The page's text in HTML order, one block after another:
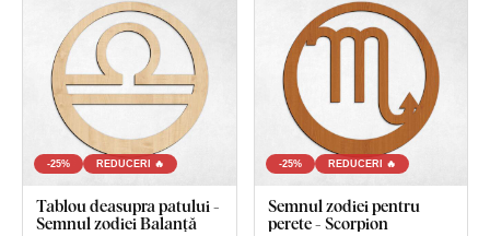
-25% REDUCERI 🔥
Tablou deasupra patului -
Semnul zodiei Balanță
-25% REDUCERI 🔥
Semnul zodiei pentru
perete - Scorpion